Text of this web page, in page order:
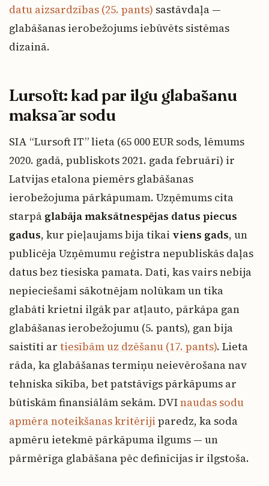
datu aizsardzības (25. pants) sastāvdaļa —
glabāšanas ierobežojums iebūvēts sistēmas
dizainā.
Lursoft: kad par ilgu glabāšanu
maksā ar sodu
SIA “Lursoft IT” lieta (65 000 EUR sods, lēmums
2020. gadā, publiskots 2021. gada februārī) ir
Latvijas etalona piemērs glabāšanas
ierobežojuma pārkāpumam. Uzņēmums cita
starpā glabāja maksātnespējas datus piecus
gadus, kur pieļaujams bija tikai viens gads, un
publicēja Uzņēmumu reģistra nepubliskās daļas
datus bez tiesiska pamata. Dati, kas vairs nebija
nepieciešami sākotnējam nolūkam un tika
glabāti krietni ilgāk par atļauto, pārkāpa gan
glabāšanas ierobežojumu (5. pants), gan bija
saistīti ar tiesībām uz dzēšanu (17. pants). Lieta
rāda, ka glabāšanas termiņu neievērošana nav
tehniska sīkība, bet patstāvīgs pārkāpums ar
būtiskām finansiālām sekām. DVInaudas sodu
apmēra noteikšanas kritērijiparedz, ka soda
apmēru ietekmē pārkāpuma ilgums — un
pārmērīga glabāšana pēc definīcijas ir ilgstoša.